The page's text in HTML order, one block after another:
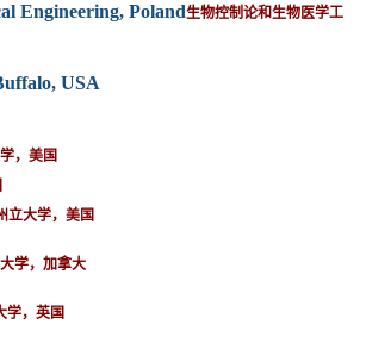
Engineering, Poland生物控制论和生物医学工
USA
，美国
立大学，美国
学，加拿大
学，英国